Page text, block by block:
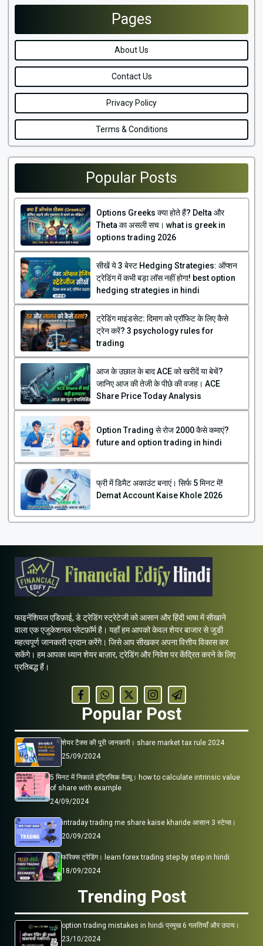
Pages
About Us
Contact Us
Privacy Policy
Terms & Conditions
Popular Posts
Options Greeks क्या होते हैं? Delta और
Theta का असली सच। what is greek in
options trading 2026
सीखें ये 3 बेस्ट Hedging Strategies: ऑप्शन
ट्रेडिंग में कभी बड़ा लॉस नहीं होगा! best option
hedging strategies in hindi
ट्रेडिंग माइंडसेट: दिमाग को प्रॉफिट के लिए कैसे
ट्रेन करें? 3 psychology rules for
trading
आज के उछाल के बाद ACE को खरीदें या बेचें?
जानिए आज की तेजी के पीछे की वजह। ACE
Share Price Today Analysis
Option Trading से रोज ₹2000 कैसे कमाएं?
future and option trading in hindi
फ्री में डिमैट अकाउंट बनाएं। सिर्फ 5 मिनट में!
Demat Account Kaise Khole 2026
फाइनेंशियल एडिफ़ाई, डे ट्रेडिंग स्ट्रेटेजी को आसान और हिंदी भाषा में सीखाने
वाला एक एजुकेशनल प्लेटफ़ॉर्म है। यहाँ हम आपको केवल शेयर बाजार से जुडी
महत्वपूर्ण जानकारी प्रदान करेंगे। जिसे आप सीखकर अपना वित्तीय विकास कर
सकेंगे। हम आपका ध्यान शेयर बाज़ार, ट्रेडिंग और निवेश पर केंद्रित करने के लिए
प्रतिबद्ध हैं।
Popular Post
शेयर टैक्स की पूरी जानकारी। share market tax rule 2024
25/09/2024
5 मिनट में निकाले इंट्रिसिक वैल्यू। how to calculate intrinsic value
of share with example
24/09/2024
intraday trading me share kaise kharide आसान 3 स्टेप्स।
20/09/2024
फॉरेक्स ट्रेडिंग। learn forex trading step by step in hindi
18/09/2024
Trending Post
option trading mistakes in hindi प्रमुख 6 गलतियाँ और उपाय।
23/10/2024